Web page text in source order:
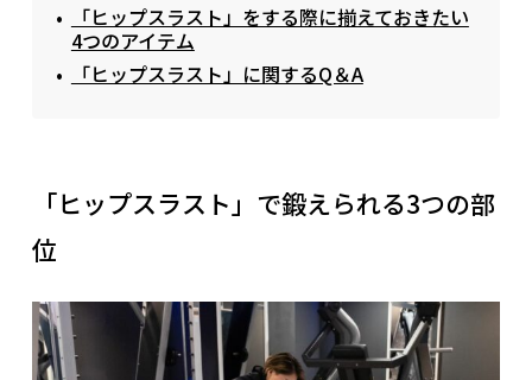
「ヒップスラスト」をする際に揃えておきたい
4つのアイテム
「ヒップスラスト」に関するQ＆A
「ヒップスラスト」で鍛えられる3つの部
位